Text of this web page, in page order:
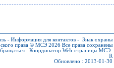
- Информация для контактов - Знак охраны
права © МСЭ 2026 Все права сохранены
: Координатор Web-страницы МСЭ-
R
Обновлено : 2013-01-30